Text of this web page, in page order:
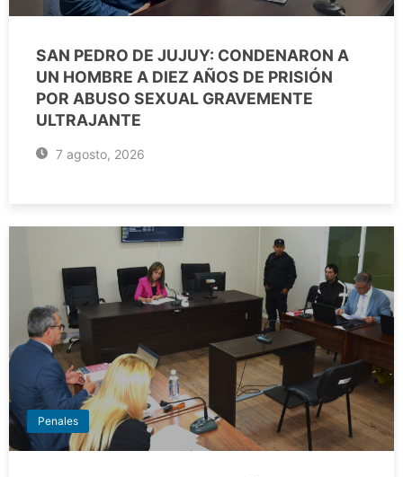
SAN PEDRO DE JUJUY: CONDENARON A
UN HOMBRE A DIEZ AÑOS DE PRISIÓN
POR ABUSO SEXUAL GRAVEMENTE
ULTRAJANTE
7 agosto, 2026
Penales